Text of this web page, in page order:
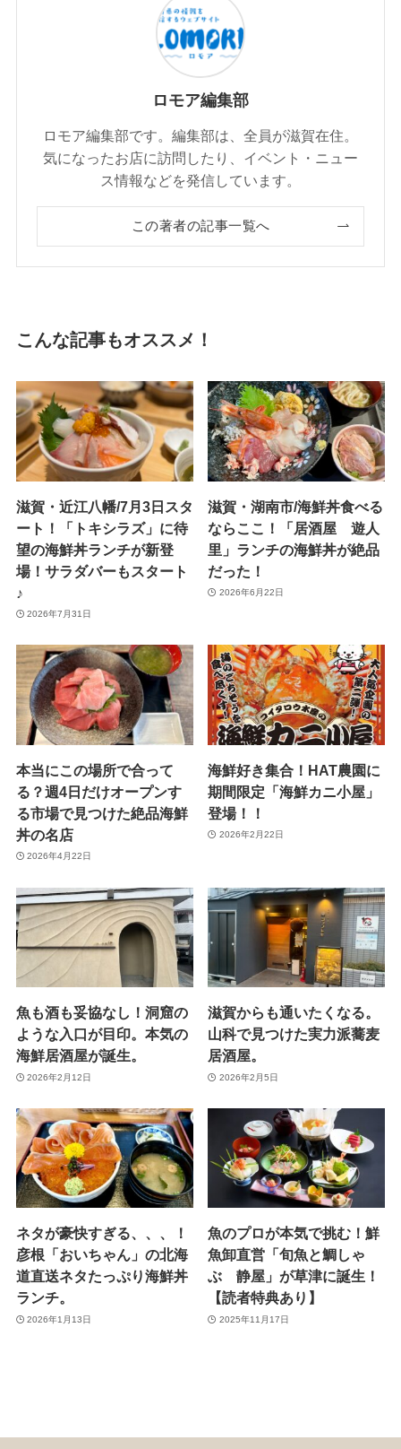
ロモア編集部
ロモア編集部です。編集部は、全員が滋賀在住。
気になったお店に訪問したり、イベント・ニュー
ス情報などを発信しています。
この著者の記事一覧へ
こんな記事もオススメ！
滋賀・近江八幡/7月3日スタ
ート！「トキシラズ」に待
望の海鮮丼ランチが新登
場！サラダバーもスタート
♪
2026年7月31日
滋賀・湖南市/海鮮丼食べる
ならここ！「居酒屋 遊人
里」ランチの海鮮丼が絶品
だった！
2026年6月22日
本当にこの場所で合って
る？週4日だけオープンす
る市場で見つけた絶品海鮮
丼の名店
2026年4月22日
海鮮好き集合！HAT農園に
期間限定「海鮮カニ小屋」
登場！！
2026年2月22日
魚も酒も妥協なし！洞窟の
ような入口が目印。本気の
海鮮居酒屋が誕生。
2026年2月12日
滋賀からも通いたくなる。
山科で見つけた実力派蕎麦
居酒屋。
2026年2月5日
ネタが豪快すぎる、、、！
彦根「おいちゃん」の北海
道直送ネタたっぷり海鮮丼
ランチ。
2026年1月13日
魚のプロが本気で挑む！鮮
魚卸直営「旬魚と鯛しゃ
ぶ 静屋」が草津に誕生！
【読者特典あり】
2025年11月17日